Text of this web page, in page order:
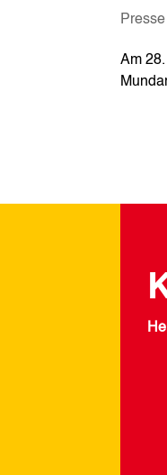
Presse
Am